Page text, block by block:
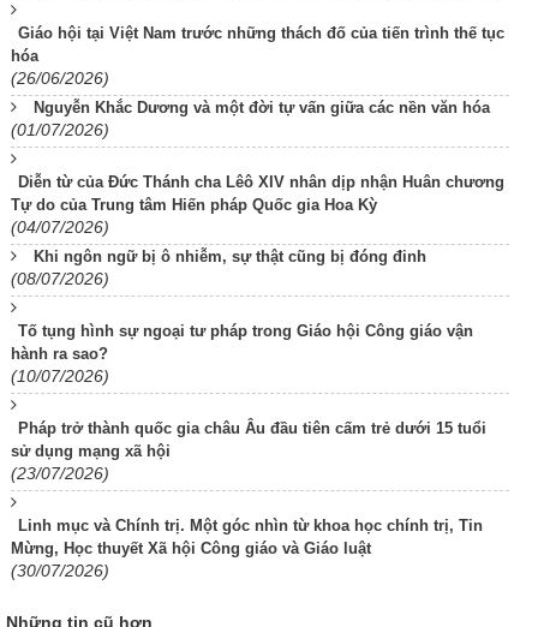
Giáo hội tại Việt Nam trước những thách đố của tiến trình thế tục
hóa
(26/06/2026)
Nguyễn Khắc Dương và một đời tự vấn giữa các nền văn hóa
(01/07/2026)
Diễn từ của Đức Thánh cha Lêô XIV nhân dịp nhận Huân chương
Tự do của Trung tâm Hiến pháp Quốc gia Hoa Kỳ
(04/07/2026)
Khi ngôn ngữ bị ô nhiễm, sự thật cũng bị đóng đinh
(08/07/2026)
Tố tụng hình sự ngoại tư pháp trong Giáo hội Công giáo vận
hành ra sao?
(10/07/2026)
Pháp trở thành quốc gia châu Âu đầu tiên cấm trẻ dưới 15 tuổi
sử dụng mạng xã hội
(23/07/2026)
Linh mục và Chính trị. Một góc nhìn từ khoa học chính trị, Tin
Mừng, Học thuyết Xã hội Công giáo và Giáo luật
(30/07/2026)
Những tin cũ hơn